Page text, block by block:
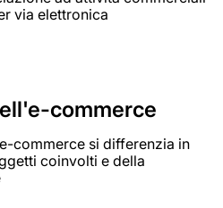
via elettronica
commerce
commerce si differenzia in
coinvolti e della